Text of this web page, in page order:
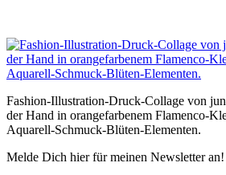
Fashion-Illustration-Druck-Collage von
der Hand in orangefarbenem Flamenco-
Aquarell-Schmuck-Blüten-Elementen.
Melde Dich hier für meinen Newsletter an!